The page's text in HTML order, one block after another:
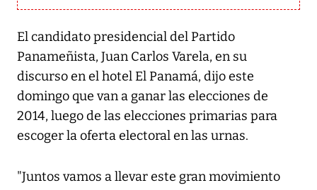
El candidato presidencial del Partido
Panameñista, Juan Carlos Varela, en su
discurso en el hotel El Panamá, dijo este
domingo que van a ganar las elecciones de
2014, luego de las elecciones primarias para
escoger la oferta electoral en las urnas.
"Juntos vamos a llevar este gran movimiento